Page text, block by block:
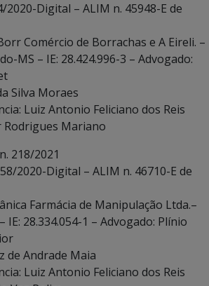
2020-Digital – ALIM n. 45948-E de
Comércio de Borrachas e A Eireli. –
MS – IE: 28.424.996-3 – Advogado:
Silva Moraes
Luiz Antonio Feliciano dos Reis
Rodrigues Mariano
218/2021
2020-Digital – ALIM n. 46710-E de
Farmácia de Manipulação Ltda.–
IE: 28.334.054-1 – Advogado: Plínio
de Andrade Maia
Luiz Antonio Feliciano dos Reis